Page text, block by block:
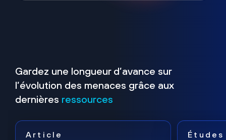
Gardez une longueur d’avance sur
l’évolution des menaces grâce aux
dernières ressources
Article Études